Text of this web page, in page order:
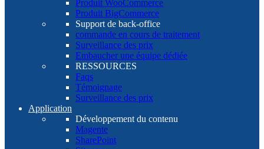
Produit WooCommerce
Produit BigCommerce
Support de back-office
commande en cours de traitement
Surveillance des prix
Embaucher une équipe dédiée
RESSOURCES
Faqs
Témoignage
Surveillance des prix
Application
Développement du contenu
Magente
SharePoint